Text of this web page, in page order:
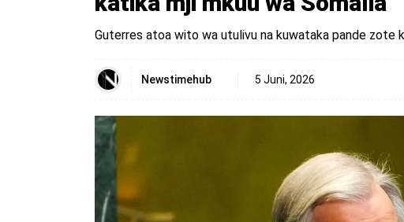
Guterres atoa wito wa utulivu na kuwataka pande zote
Newstimehub 5 Juni, 2026